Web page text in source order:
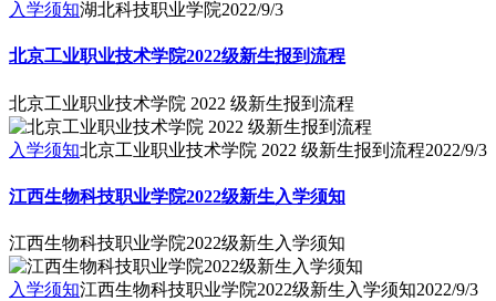
入学须知湖北科技职业学院2022/9/3
北京工业职业技术学院2022级新生报到流程
北京工业职业技术学院 2022 级新生报到流程
入学须知北京工业职业技术学院 2022 级新生报到流程2022/9/3
江西生物科技职业学院2022级新生入学须知
江西生物科技职业学院2022级新生入学须知
入学须知江西生物科技职业学院2022级新生入学须知2022/9/3